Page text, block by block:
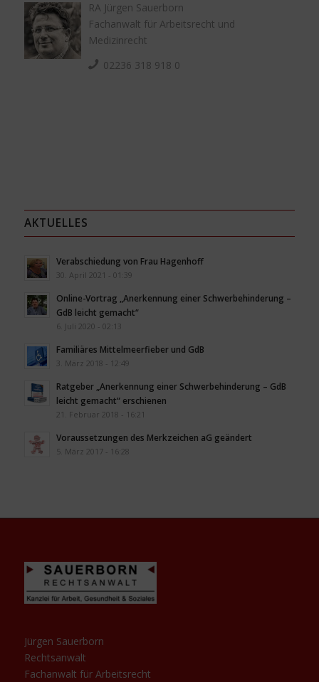
RA Jürgen Sauerborn
Fachanwalt für Arbeitsrecht und
Medizinrecht
02236 318 918 0
AKTUELLES
Verabschiedung von Frau Hagenhoff
30. April 2021 - 01:39
Online-Vortrag „Anerkennung einer Schwerbehinderung –
GdB leicht gemacht“
6. Juli 2020 - 02:13
Familiäres Mittelmeerfieber und GdB
3. März 2018 - 12:49
Ratgeber „Anerkennung einer Schwerbehinderung – GdB
leicht gemacht“ erschienen
21. Februar 2018 - 16:21
Voraussetzungen des Merkzeichen aG geändert
5. März 2017 - 16:28
Jürgen Sauerborn
Rechtsanwalt
Fachanwalt für Arbeitsrecht